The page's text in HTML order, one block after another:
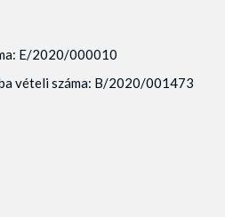
E/2020/000010
vételi száma: B/2020/001473